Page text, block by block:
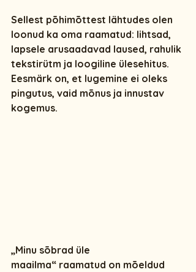
Sellest põhimõttest lähtudes olen
loonud ka oma raamatud: lihtsad,
lapsele arusaadavad laused, rahulik
tekstirütm ja loogiline ülesehitus.
Eesmärk on, et lugemine ei oleks
pingutus, vaid mõnus ja innustav
kogemus.
„Minu sõbrad üle
maailma“ raamatud on mõeldud